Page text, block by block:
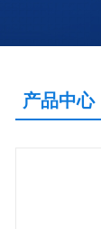
产品中心